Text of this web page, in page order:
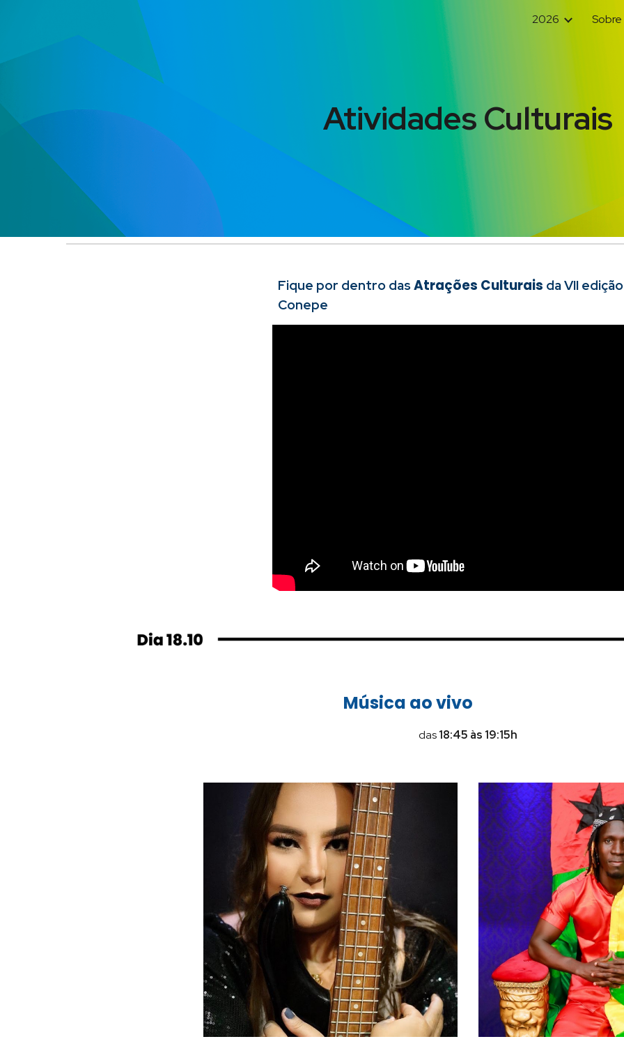
Skip to
2026
Atividades Culturais
Fique por dentro das Atrações Culturais da VII
Conepe
Música ao vivo
das18:45 às 19:15h